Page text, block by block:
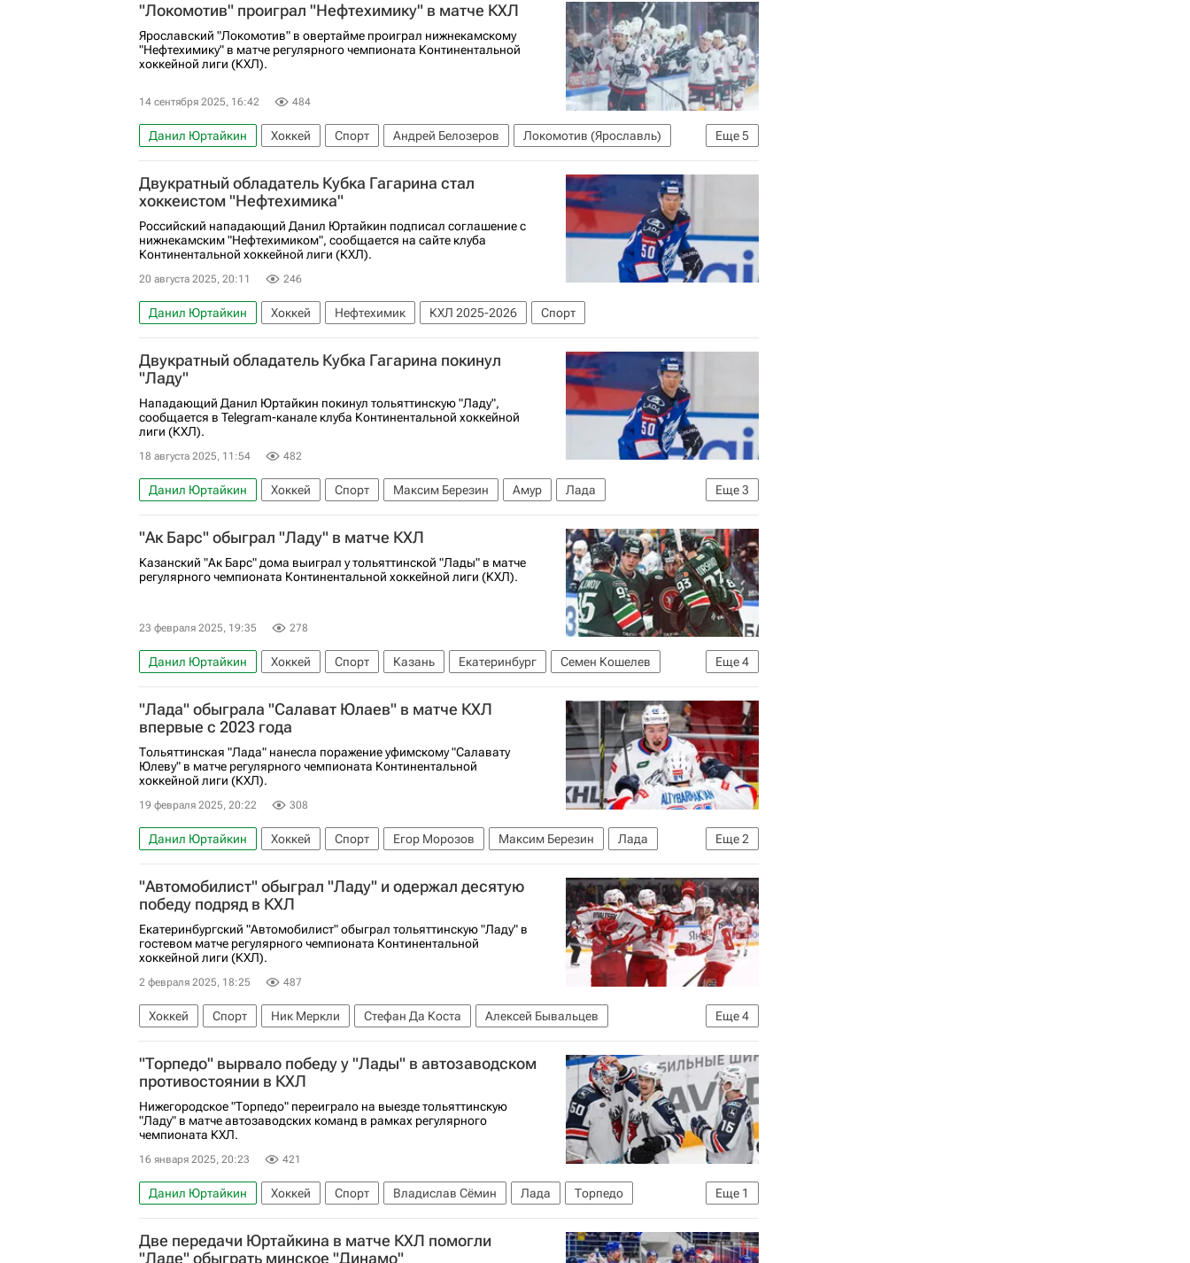
"Локомотив" проиграл "Нефтехимику" в матче КХЛ
Ярославский "Локомотив" в овертайме проиграл нижнекамскому
"Нефтехимику" в матче регулярного чемпионата Континентальной
хоккейной лиги (КХЛ).
14 сентября 2025, 16:42 484
Еще5
Данил Юртайкин Хоккей Спорт Андрей Белозеров
Локомотив (Ярославль)
КХЛ 2025-2026
Нефтехимик Ак Барс Александр Радулов Дамир Жафяров
Двукратный обладатель Кубка Гагарина стал
хоккеистом "Нефтехимика"
Российский нападающий Данил Юртайкин подписал соглашение с
нижнекамским "Нефтехимиком", сообщается на сайте клуба
Континентальной хоккейной лиги (КХЛ).
20 августа 2025, 20:11 246
Данил Юртайкин Хоккей Нефтехимик КХЛ 2025-2026 Спорт
Двукратный обладатель Кубка Гагарина покинул
"Ладу"
Нападающий Данил Юртайкин покинул тольяттинскую "Ладу",
сообщается в Telegram-канале клуба Континентальной хоккейной
лиги (КХЛ).
18 августа 2025, 11:54 482
Еще3
Данил Юртайкин Хоккей Спорт Максим Березин Амур
Лада
Локомотив (Ярославль)
Национальная хоккейная лига (НХЛ) КХЛ 2025-2026
"Ак Барс" обыграл "Ладу" в матче КХЛ
Казанский "Ак Барс" дома выиграл у тольяттинской "Лады" в матче
регулярного чемпионата Континентальной хоккейной лиги (КХЛ).
23 февраля 2025, 19:35 278
Еще4
Данил Юртайкин Хоккей Спорт Казань Екатеринбург
Семен Кошелев
Артем Галимов
Ак Барс Лада Салават Юлаев
"Лада" обыграла "Салават Юлаев" в матче КХЛ
впервые с 2023 года
Тольяттинская "Лада" нанесла поражение уфимскому "Салавату
Юлеву" в матче регулярного чемпионата Континентальной
хоккейной лиги (КХЛ).
19 февраля 2025, 20:22 308
Еще2
Данил Юртайкин Хоккей Спорт Егор Морозов Максим Березин
Лада
Салават Юлаев
КХЛ 2025-2026
"Автомобилист" обыграл "Ладу" и одержал десятую
победу подряд в КХЛ
Екатеринбургский "Автомобилист" обыграл тольяттинскую "Ладу" в
гостевом матче регулярного чемпионата Континентальной
хоккейной лиги (КХЛ).
2 февраля 2025, 18:25 487
Еще4
Хоккей Спорт Ник Меркли Стефан Да Коста
Алексей Бывальцев
Автомобилист
Лада Шанхайские драконы КХЛ 2025-2026
"Торпедо" вырвало победу у "Лады" в автозаводском
противостоянии в КХЛ
Нижегородское "Торпедо" переиграло на выезде тольяттинскую
"Ладу" в матче автозаводских команд в рамках регулярного
чемпионата КХЛ.
16 января 2025, 20:23 421
Еще 1
Данил Юртайкин Хоккей Спорт Владислав Сёмин Лада
Торпедо
КХЛ 2025-2026
Две передачи Юртайкина в матче КХЛ помогли
"Ладе" обыграть минское "Динамо"